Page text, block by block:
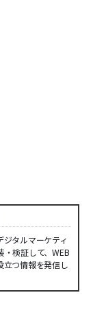
タルマーケティ
・検証して、WEB
立つ情報を発信し